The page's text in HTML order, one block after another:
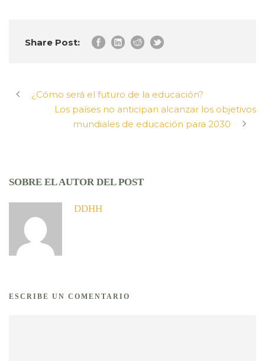
Share Post:
¿Cómo será el futuro de la educación?
Los países no anticipan alcanzar los objetivos
mundiales de educación para 2030
SOBRE EL AUTOR DEL POST
DDHH
ESCRIBE UN COMENTARIO